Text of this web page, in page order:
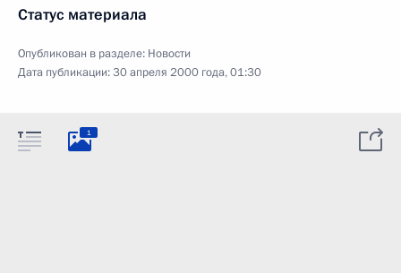
Статус материала
Опубликован в разделе: Новости
Дата публикации:30 апреля 2000 года, 01:30
1